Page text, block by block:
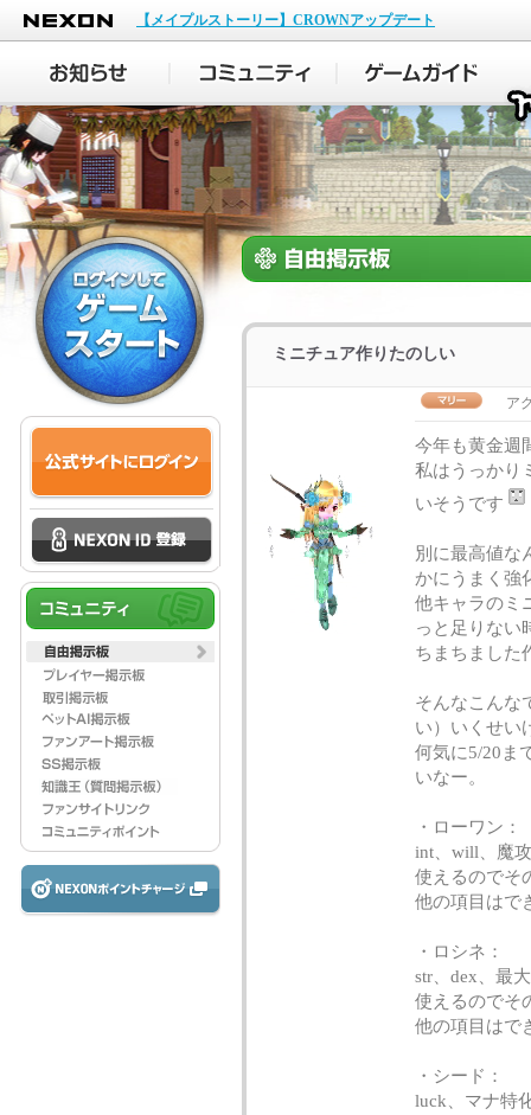
NEXON
【メイプルストーリー】CROWNアップデート
ミニチュア作りたのしい
ア
今年も黄金週
私はうっかり
いそうです
別に最高値な
かにうまく強
他キャラのミ
っと足りない
ちまちました
そんなこんな
い）いくせい
何気に5/20ま
いなー。
・ローワン：
int、will、魔
使えるのでそ
他の項目はで
・ロシネ：
str、dex、最
使えるのでそ
他の項目はで
・シード：
luck、マナ特